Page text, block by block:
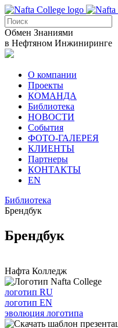
Обмен Знаниями
в Нефтяном Инжиниринге
О компании
Проекты
КОМАНДА
Библиотека
НОВОСТИ
События
ФОТО-ГАЛЕРЕЯ
КЛИЕНТЫ
Партнеры
КОНТАКТЫ
EN
Библиотека
Брендбук
Брендбук
Нафта Колледж
логотип RU
логотип EN
эволюция логотипа